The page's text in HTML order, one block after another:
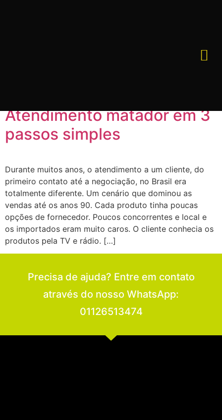
Atendimento matador em 3
passos simples
Durante muitos anos, o atendimento a um cliente, do
primeiro contato até a negociação, no Brasil era
totalmente diferente. Um cenário que dominou as
vendas até os anos 90. Cada produto tinha poucas
opções de fornecedor. Poucos concorrentes e local e
os importados eram muito caros. O cliente conhecia os
produtos pela TV e rádio. […]
Precisa de ajuda? Entre em contato
através do nosso WhatsApp:
01126513474